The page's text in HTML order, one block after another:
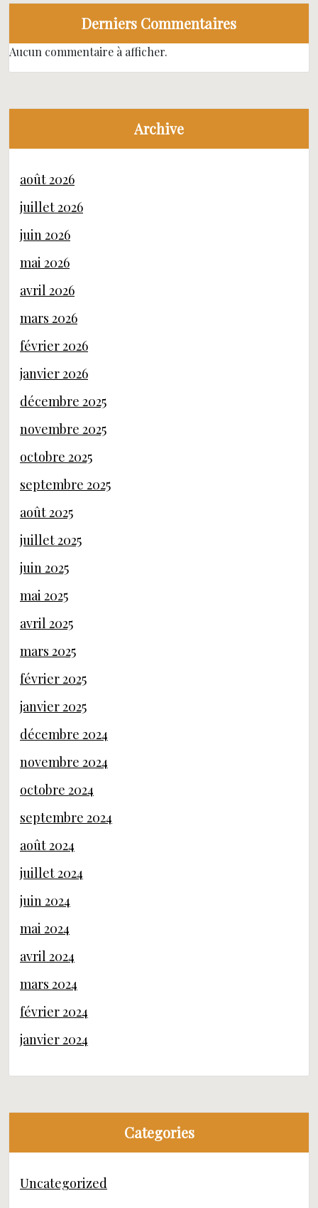
Derniers Commentaires
Aucun commentaire à afficher.
Archive
août 2026
juillet 2026
juin 2026
mai 2026
avril 2026
mars 2026
février 2026
janvier 2026
décembre 2025
novembre 2025
octobre 2025
septembre 2025
août 2025
juillet 2025
juin 2025
mai 2025
avril 2025
mars 2025
février 2025
janvier 2025
décembre 2024
novembre 2024
octobre 2024
septembre 2024
août 2024
juillet 2024
juin 2024
mai 2024
avril 2024
mars 2024
février 2024
janvier 2024
Categories
Uncategorized